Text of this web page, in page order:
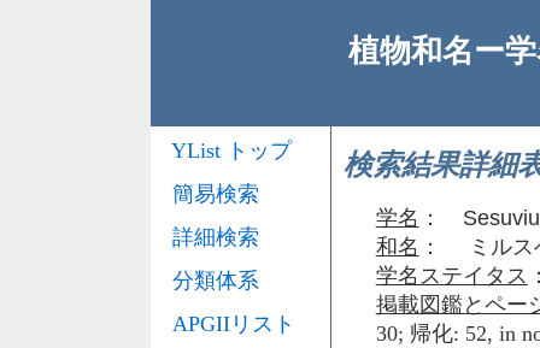
植物和名ー
検索結果詳細
学名 ：
和名 ： ミルス
学名ステイタス
掲載図鑑とペー
30; 帰化: 52, in
YList トップ
簡易検索
詳細検索
分類体系
APGIIリスト